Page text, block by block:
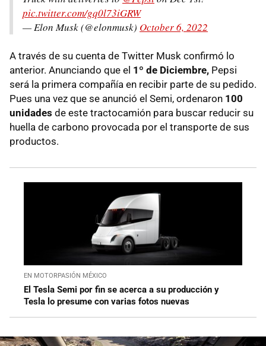
pic.twitter.com/gq0l73iGRW
— Elon Musk (@elonmusk) October 6, 2022
A través de su cuenta de Twitter Musk confirmó lo
anterior. Anunciando que el 1º de Diciembre, Pepsi
será la primera compañía en recibir parte de su pedido.
Pues una vez que se anunció el Semi, ordenaron 100
unidades de este tractocamión para buscar reducir su
huella de carbono provocada por el transporte de sus
productos.
EN MOTORPASIÓN MÉXICO
El Tesla Semi por fin se acerca a su producción y
Tesla lo presume con varias fotos nuevas